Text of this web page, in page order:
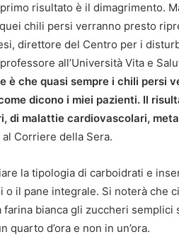
risultato è il dimagrimento.
chili persi verranno presto
direttore del Centro per i
all’Università Vita e
è che quasi sempre i chili persi
dicono i miei pazienti. Il
di malattie cardiovascolari,
al Corriere della Sera.
la tipologia di carboidrati e
o il pane integrale. Si noterà che
bianca gli zuccheri semplici
d’ora e non in un’ora.